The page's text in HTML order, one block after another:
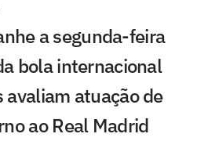
a segunda-feira
bola internacional
atuação de
ao Real Madrid